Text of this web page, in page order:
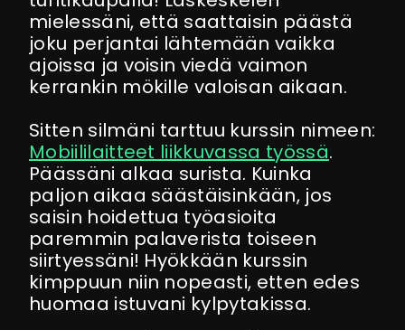
mielessäni, että saattaisin päästä
joku perjantai lähtemään vaikka
ajoissa ja voisin viedä vaimon
kerrankin mökille valoisan aikaan.
Sitten silmäni tarttuu kurssin nimeen:
Mobiililaitteet liikkuvassa työssä.
Päässäni alkaa surista. Kuinka
paljon aikaa säästäisinkään, jos
saisin hoidettua työasioita
paremmin palaverista toiseen
siirtyessäni! Hyökkään kurssin
kimppuun niin nopeasti, etten edes
huomaa istuvani kylpytakissa.